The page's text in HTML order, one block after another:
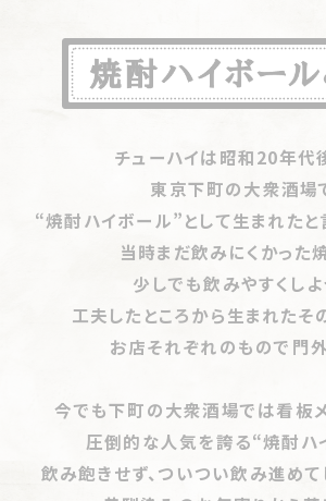
宅のように思ってしまう」
【千葉・成田「加藤友三郎商店」】
新勝
なれる角打ち
【大阪・平野区「酒類販売 立呑処 いりべ酒
要望にも応えたい店主のいる店は「“ソ
けど誰が隣になっても話に花が咲く」
【南蒲田「阪口酒店」】毎日が縁日みたい
カム、愉快な飲兵衛たちの遊び拠点にな
られない！「この店は酒飲みたちの楽園
【足立区「酒のすぎさき」】商店街の盛り
る東京・舎人団地の角打ちは居心地が
パン」を伝導するニューウェーブもつ焼き
【亀有「渓」】亀有で45年、自然体な下町
【葛飾区「串焼いしい」】 焼きとん＆「焼酎
東京下町大衆酒場の必勝方程式
【東向島「岩田屋商店」】地域に開かれ
ち”で三代目渾身の「焼酎ハイボール」を
【田原町「立ち飲み処 ひととなり」】 気軽
式で気兼ねなく「焼酎ハイボール」を心
【西日暮里「小鳥」】西日暮里に夫婦二人
【葛飾「もつ焼き とん将」】元イタリアン
げる 絶品もつ焼きと「焼酎ハイボール」
【赤羽「立ち飲み いこい 本店」】「焼酎ハ
囲気を味わいましょう。
訪問はひとり、またはふたりで
下町酒場の常連さんは、皆一人客です。
数で内輪話をするのではなく、お店に同
入っていくことをお勧めします。
3人以上になると、声は大きくなるし自
入り込んでしまうので、お店で浮いてしま
注文はさりげなく、少しずつ
最初のオーダーは緊張しますよ
料理2品あたりで。「焼酎ハイボー
いに軽くイナセにいきましょう。
大体のお店がご主人だけかご夫
チューハイは昭和20年代
東京下町の大衆酒場
“焼酎ハイボール”として生まれたと
当時まだ飲みにくかった
少しでも飲みやすくしよ
工夫したところから生まれたそ
お店それぞれのもので門
今でも下町の大衆酒場では看板
圧倒的な人気を誇る“焼酎ハ
飲み飽きせず、ついつい飲み進め